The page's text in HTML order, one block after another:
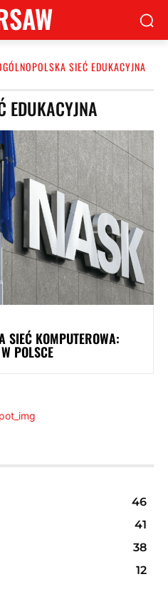
SIEĆ EDUKACYJNA
EDUKACYJNA
SIEĆ KOMPUTEROWA:
POLSCE
46
41
38
12